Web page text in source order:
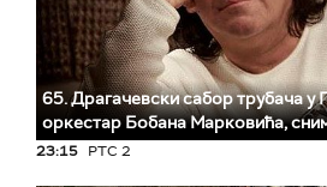
65. Драгачевски сабор трубача у
оркестар Бобана Марковића,
23:15 РТС 2